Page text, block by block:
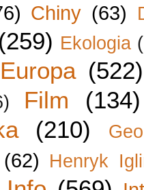
Chiny (63)
(259) Ekologia
Europa (522)
Film
(134)
(210)
(62) Henryk